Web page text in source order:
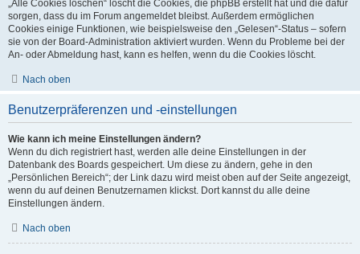
„Alle Cookies löschen“ löscht die Cookies, die phpBB erstellt hat und die dafür
sorgen, dass du im Forum angemeldet bleibst. Außerdem ermöglichen
Cookies einige Funktionen, wie beispielsweise den „Gelesen“-Status – sofern
sie von der Board-Administration aktiviert wurden. Wenn du Probleme bei der
An- oder Abmeldung hast, kann es helfen, wenn du die Cookies löscht.
Nach oben
Benutzerpräferenzen und -einstellungen
Wie kann ich meine Einstellungen ändern?
Wenn du dich registriert hast, werden alle deine Einstellungen in der
Datenbank des Boards gespeichert. Um diese zu ändern, gehe in den
„Persönlichen Bereich“; der Link dazu wird meist oben auf der Seite angezeigt,
wenn du auf deinen Benutzernamen klickst. Dort kannst du alle deine
Einstellungen ändern.
Nach oben